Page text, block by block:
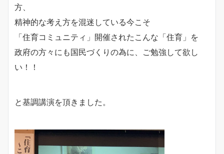
方、
精神的な考え方を混迷している今こそ
「住育コミュニティ」開催されたこんな「住育」を
政府の方々にも国民づくりの為に、ご勉強して欲し
い！！
と基調講演を頂きました。